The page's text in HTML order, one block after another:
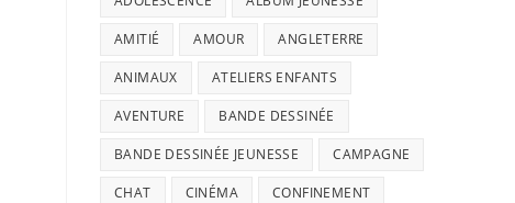
AMITIÉ AMOUR ANGLETERRE
ANIMAUX ATELIERS ENFANTS
AVENTURE BANDE DESSINÉE
BANDE DESSINÉE JEUNESSE CAMPAGNE
CHAT CINÉMA CONFINEMENT